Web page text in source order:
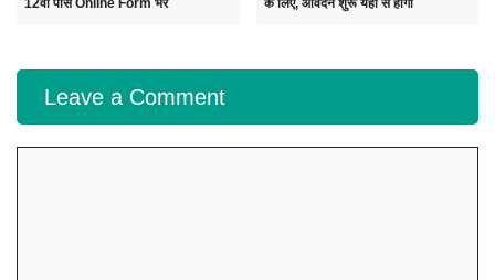
12वी पास Online Form भरें
के लिए, आवेदन शुरू यहाँ से होगा
Leave a Comment